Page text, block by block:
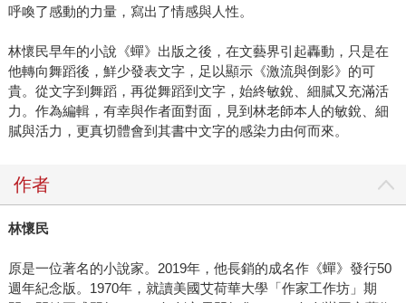
呼喚了感動的力量，寫出了情感與人性。
林懷民早年的小說《蟬》出版之後，在文藝界引起轟動，只是在
他轉向舞蹈後，鮮少發表文字，足以顯示《激流與倒影》的可
貴。從文字到舞蹈，再從舞蹈到文字，始終敏銳、細膩又充滿活
力。作為編輯，有幸與作者面對面，見到林老師本人的敏銳、細
膩與活力，更真切體會到其書中文字的感染力由何而來。
作者
林懷民
原是一位著名的小說家。2019年，他長銷的成名作《蟬》發行50
週年紀念版。1970年，就讀美國艾荷華大學「作家工作坊」期